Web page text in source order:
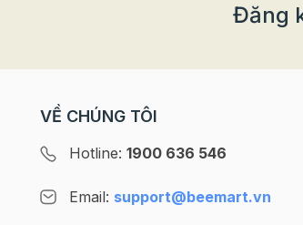
Đăng
VỀ CHÚNG TÔI
Hotline: 1900 636 546
Email: support@beemart.vn